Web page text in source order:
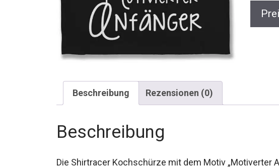
Beschreibung Rezensionen (0)
Beschreibung
Die Shirtracer Kochschürze mit dem Motiv „Motiverter